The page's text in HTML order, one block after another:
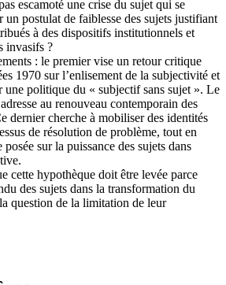
escamoté une crise du sujet qui se
un postulat de faiblesse des sujets justifiant
à des dispositifs institutionnels et
invasifs ?
: le premier vise un retour critique
1970 sur l’enlisement de la subjectivité et
une politique du « subjectif sans sujet ». Le
au renouveau contemporain des
dernier cherche à mobiliser des identités
de résolution de problème, tout en
sur la puissance des sujets dans
cette hypothèque doit être levée parce
des sujets dans la transformation du
question de la limitation de leur